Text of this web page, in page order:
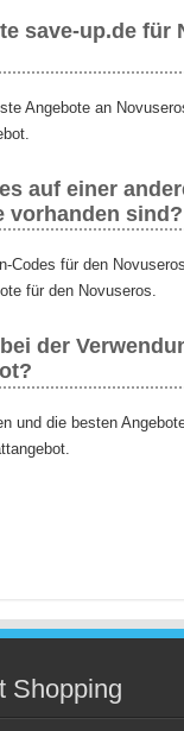
save-up.de für
Angebote an
auf einer
vorhanden sind?
Codes für den
für den Novuseros.
der
und die besten
Shopping